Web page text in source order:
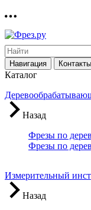
Навигация Контакты
Каталог
Назад
Фрезы по
Фрезы по
Измерительный
Назад